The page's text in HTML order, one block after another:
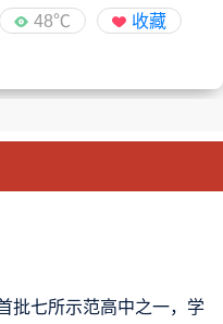
48℃ 收藏
批七所示范高中之一，学